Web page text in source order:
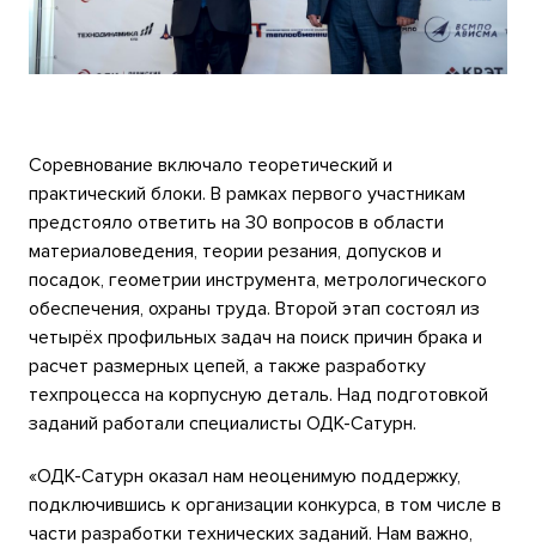
Соревнование включало теоретический и
практический блоки. В рамках первого участникам
предстояло ответить на 30 вопросов в области
материаловедения, теории резания, допусков и
посадок, геометрии инструмента, метрологического
обеспечения, охраны труда. Второй этап состоял из
четырёх профильных задач на поиск причин брака и
расчет размерных цепей, а также разработку
техпроцесса на корпусную деталь. Над подготовкой
заданий работали специалисты ОДК-Сатурн.
«ОДК-Сатурн оказал нам неоценимую поддержку,
подключившись к организации конкурса, в том числе в
части разработки технических заданий. Нам важно,